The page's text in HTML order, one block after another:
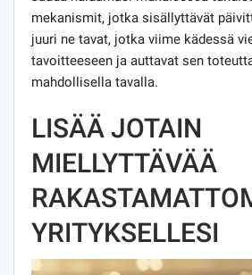
mekanismit, jotka sisällyttävät
juuri ne tavat, jotka viime kädessä
tavoitteeseen ja auttavat sen
mahdollisella tavalla.
LISÄÄ JOTAIN
MIELLYTTÄVÄÄ
YRITYKSELLESI